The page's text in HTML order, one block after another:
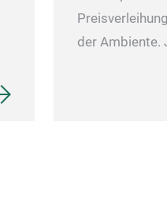
der Ambiente.